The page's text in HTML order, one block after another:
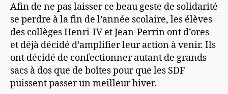
Afin de ne pas laisser ce beau geste de solidarité
se perdre à la fin de l’année scolaire, les élèves
des collèges Henri-IV et Jean-Perrin ont d’ores
et déjà décidé d’amplifier leur action à venir. Ils
ont décidé de confectionner autant de grands
sacs à dos que de boîtes pour que les SDF
puissent passer un meilleur hiver.